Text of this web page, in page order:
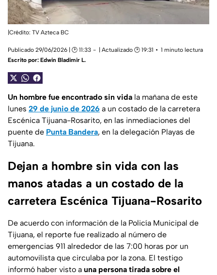
|Crédito: TV Azteca BC
Publicado 29/06/2026 | 🕑 11:33 | Actualizado 🕑 19:31
1 minuto lectura
Escrito por: Edwin Bladimir L.
Un hombre fue encontrado sin vida la mañana de este
lunes 29 de junio de 2026 a un costado de la carretera
Escénica Tijuana-Rosarito, en las inmediaciones del
puente de Punta Bandera, en la delegación Playas de
Tijuana.
Dejan a hombre sin vida con las
manos atadas a un costado de la
carretera Escénica Tijuana-Rosarito
De acuerdo con información de la Policía Municipal de
Tijuana, el reporte fue realizado al número de
emergencias 911 alrededor de las 7:00 horas por un
automovilista que circulaba por la zona. El testigo
informó haber visto a una persona tirada sobre el